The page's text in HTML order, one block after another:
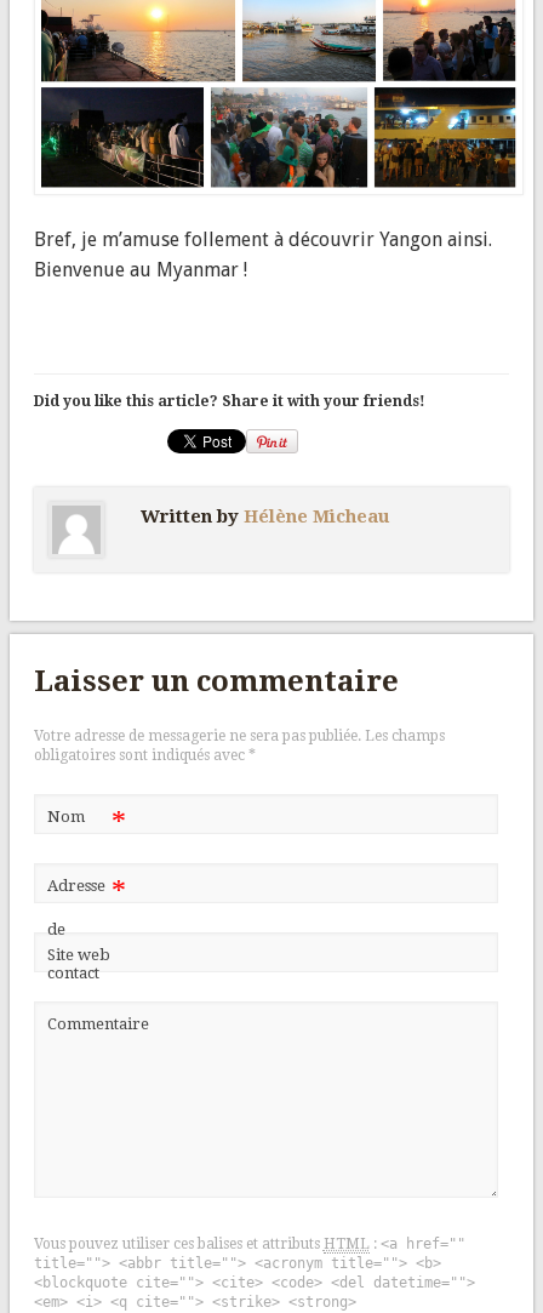
Bref, je m’amuse follement à découvrir Yangon ainsi.
Bienvenue au Myanmar !
Did you like this article? Share it with your friends!
Written by Hélène Micheau
Laisser un commentaire
Votre adresse de messagerie ne sera pas publiée.Les champs
obligatoires sont indiqués avec *
Nom *
Adresse
de
contact
*
Site web
Commentaire
Vous pouvez utiliser ces balises et attributs HTML: <a href=""
title=""> <abbr title=""> <acronym title=""> <b>
<blockquote cite=""> <cite> <code> <del datetime="">
<em> <i> <q cite=""> <strike> <strong>